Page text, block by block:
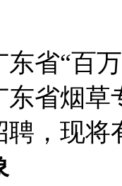
东省“百
省烟草
聘，现将